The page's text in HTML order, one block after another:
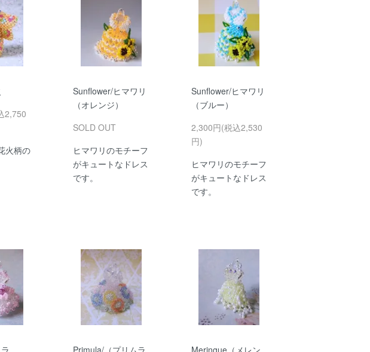
2,750
火柄の
Sunflower/ヒマワリ
（オレンジ）
SOLD OUT
ヒマワリのモチーフ
がキュートなドレス
です。
Sunflower/ヒマワリ
（ブルー）
2,300円(税込2,530
円)
ヒマワリのモチーフ
がキュートなドレス
です。
Primula/（プリムラ Meringue（メレン